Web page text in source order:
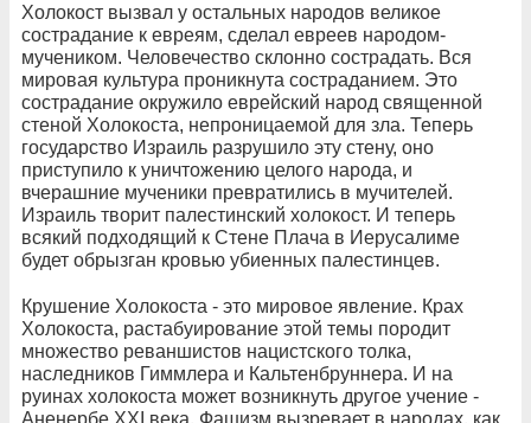
Холокост вызвал у остальных народов великое
сострадание к евреям, сделал евреев народом-
мучеником. Человечество склонно сострадать. Вся
мировая культура проникнута состраданием. Это
сострадание окружило еврейский народ священной
стеной Холокоста, непроницаемой для зла. Теперь
государство Израиль разрушило эту стену, оно
приступило к уничтожению целого народа, и
вчерашние мученики превратились в мучителей.
Израиль творит палестинский холокост. И теперь
всякий подходящий к Стене Плача в Иерусалиме
будет обрызган кровью убиенных палестинцев.
Крушение Холокоста - это мировое явление. Крах
Холокоста, растабуирование этой темы породит
множество реваншистов нацистского толка,
наследников Гиммлера и Кальтенбруннера. И на
руинах холокоста может возникнуть другое учение -
Аненербе XXI века. Фашизм вызревает в народах, как